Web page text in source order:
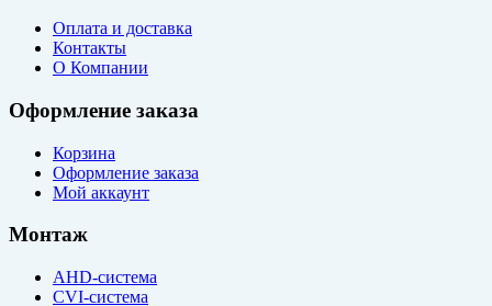
Оплата и доставка
Контакты
О Компании
Оформление заказа
Корзина
Оформление заказа
Мой аккаунт
Монтаж
AHD-система
CVI-система